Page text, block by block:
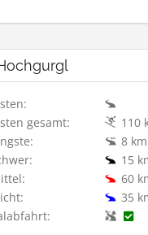
gesamt:
110
8 km
15
60
35